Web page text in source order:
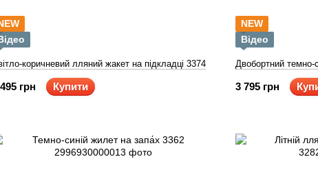
коричневий лляний жакет на підкладці 3374
грн Купити
NEW
Відео
Двобортний темно-
3 795 грн